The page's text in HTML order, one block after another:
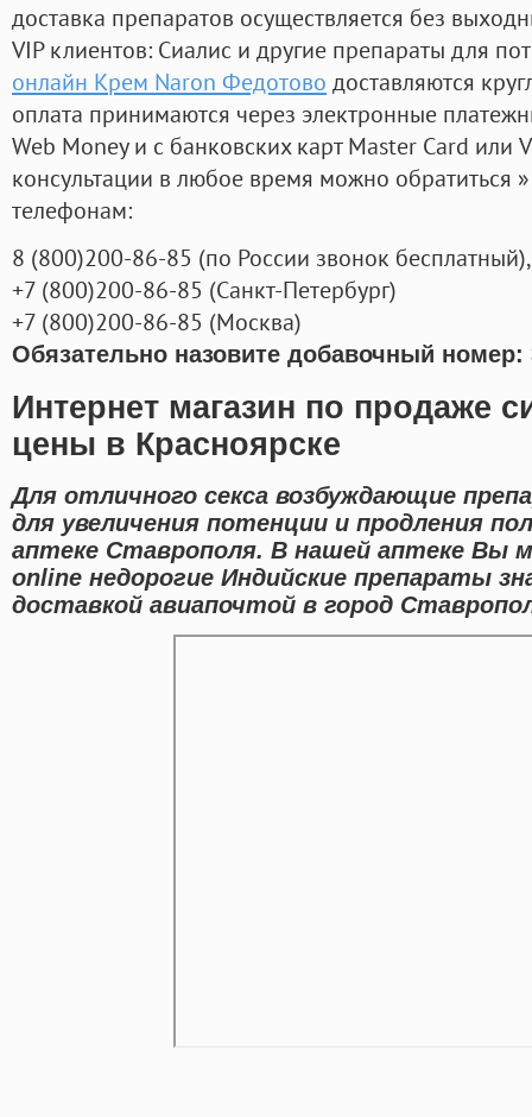
доставка препаратов осуществляется без
VIP клиентов: Сиалис и другие препараты для
онлайн Крем Naron Федотово доставляются
оплата принимаются через электронные
Web Money и с банковских карт Master Card или
консультации в любое время можно обратиться
телефонам:
8 (800)200-86-85 (по России звонок бесплатный),
+7 (800)200-86-85 (Санкт-Петербург)
+7 (800)200-86-85 (Москва)
Обязательно назовите добавочный номер:
Интернет магазин по продаже
цены в Красноярске
Для отличного секса возбуждающие
для увеличения потенции и продления
аптеке Ставрополя. В нашей аптеке Вы
online недорогие Индийские препараты
доставкой авиапочтой в город